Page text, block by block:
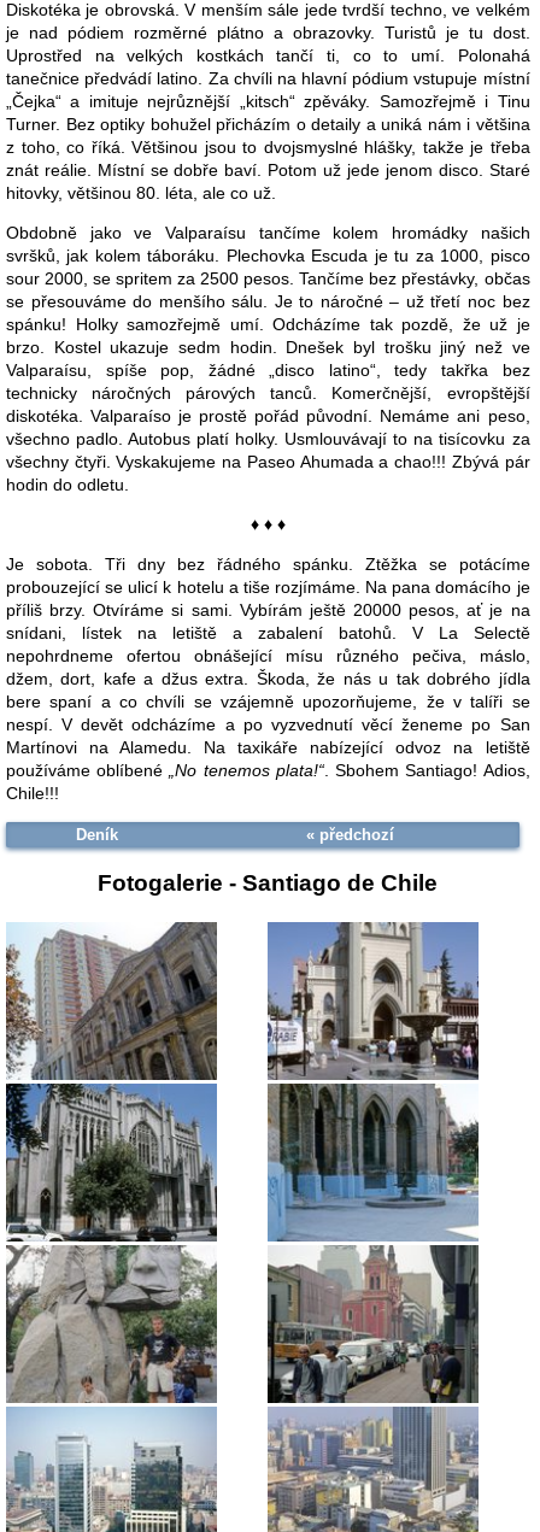
Diskotéka je obrovská. V menším sále jede tvrdší techno, ve velkém
je nad pódiem rozměrné plátno a obrazovky. Turistů je tu dost.
Uprostřed na velkých kostkách tančí ti, co to umí. Polonahá
tanečnice předvádí latino. Za chvíli na hlavní pódium vstupuje místní
„Čejka“ a imituje nejrůznější „kitsch“ zpěváky. Samozřejmě i Tinu
Turner. Bez optiky bohužel přicházím o detaily a uniká nám i většina
z toho, co říká. Většinou jsou to dvojsmyslné hlášky, takže je třeba
znát reálie. Místní se dobře baví. Potom už jede jenom disco. Staré
hitovky, většinou 80. léta, ale co už.
Obdobně jako ve Valparaísu tančíme kolem hromádky našich
svršků, jak kolem táboráku. Plechovka Escuda je tu za 1000, pisco
sour 2000, se spritem za 2500 pesos. Tančíme bez přestávky, občas
se přesouváme do menšího sálu. Je to náročné – už třetí noc bez
spánku! Holky samozřejmě umí. Odcházíme tak pozdě, že už je
brzo. Kostel ukazuje sedm hodin. Dnešek byl trošku jiný než ve
Valparaísu, spíše pop, žádné „disco latino“, tedy takřka bez
technicky náročných párových tanců. Komerčnější, evropštější
diskotéka. Valparaíso je prostě pořád původní. Nemáme ani peso,
všechno padlo. Autobus platí holky. Usmlouvávají to na tisícovku za
všechny čtyři. Vyskakujeme na Paseo Ahumada a chao!!! Zbývá pár
hodin do odletu.
♦ ♦ ♦
Je sobota. Tři dny bez řádného spánku. Ztěžka se potácíme
probouzející se ulicí k hotelu a tiše rozjímáme. Na pana domácího je
příliš brzy. Otvíráme si sami. Vybírám ještě 20000 pesos, ať je na
snídani, lístek na letiště a zabalení batohů. V La Selectě
nepohrdneme ofertou obnášející mísu různého pečiva, máslo,
džem, dort, kafe a džus extra. Škoda, že nás u tak dobrého jídla
bere spaní a co chvíli se vzájemně upozorňujeme, že v talíři se
nespí. V devět odcházíme a po vyzvednutí věcí ženeme po San
Martínovi na Alamedu. Na taxikáře nabízející odvoz na letiště
používáme oblíbené„No tenemos plata!“. Sbohem Santiago! Adios,
Chile!!!
« předchozí
Deník
Fotogalerie -Santiago de Chile